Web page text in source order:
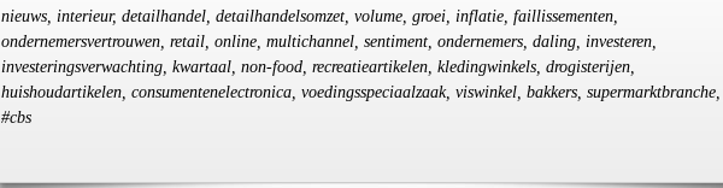
nieuws, interieur, detailhandel, detailhandelsomzet, volume, groei, inflatie, faillissementen,
ondernemersvertrouwen, retail, online, multichannel, sentiment, ondernemers, daling, investeren,
investeringsverwachting, kwartaal, non-food, recreatieartikelen, kledingwinkels, drogisterijen,
huishoudartikelen, consumentenelectronica, voedingsspeciaalzaak, viswinkel, bakkers, supermarktbranche,
#cbs